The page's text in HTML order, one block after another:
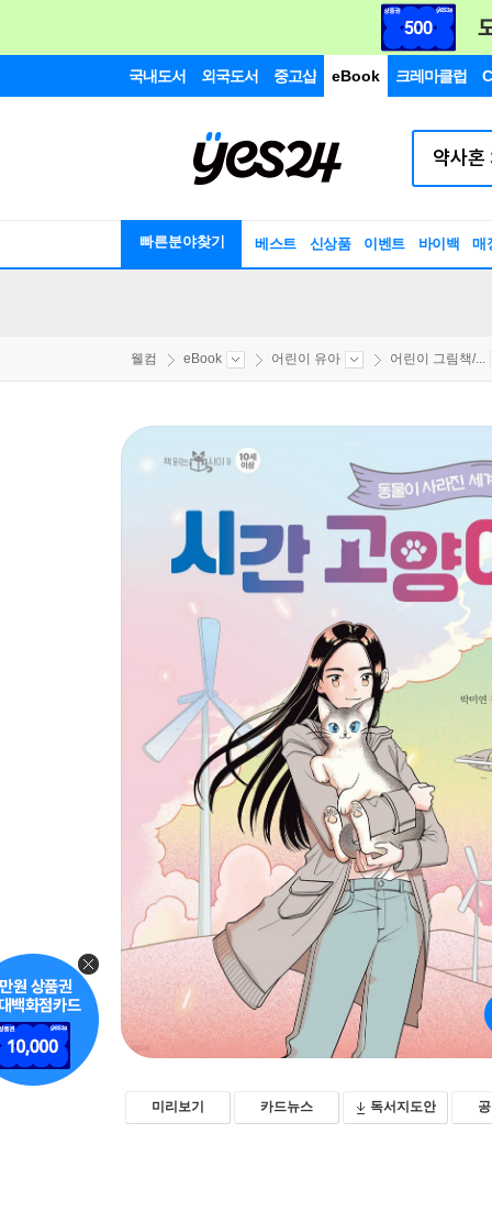
국내도서 외국도서 중고샵 eBook 크레마클럽
빠른분야찾기 베스트 신상품 이벤트 바이백 매
웰컴 eBook 어린이 유아 어린이 그림책/...
미리보기 카드뉴스 독서지도안